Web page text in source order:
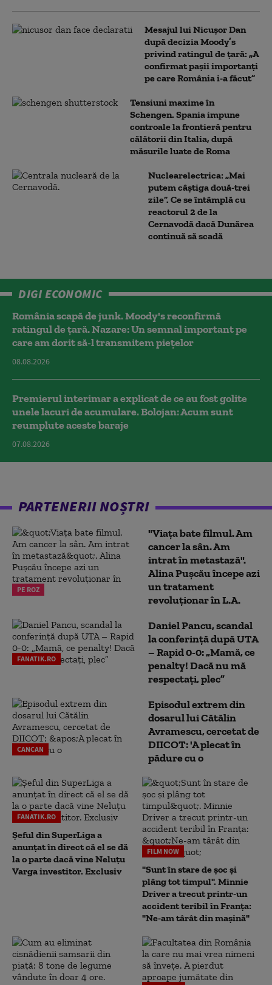
Mesajul lui Nicușor Dan
după decizia Moody’s
privind ratingul de țară: „A
confirmat pașii importanți
pe care România i-a făcut”
Tensiuni maxime în
Schengen. Spania impune
controale la frontieră pentru
călătorii din Italia, după
măsurile luate de Roma
Nuclearelectrica: „Mai
putem câștiga două-trei
zile”. Ce se întâmplă cu
reactorul 2 de la
Cernavodă dacă Dunărea
continuă să scadă
DIGI ECONOMIC
România scapă de junk. Moody's reconfirmă
ratingul de țară. Nazare: Un semnal important pe
care am dorit să-l transmitem piețelor
08.08.2026
Premierul interimar a explicat de ce au fost golite
unele lacuri de acumulare. Bolojan: Acum sunt
reumplute aceste baraje
07.08.2026
PARTENERII NOȘTRI
PE ROZ
"Viața bate filmul. Am
cancer la sân. Am
intrat în metastază".
Alina Pușcău începe azi
un tratament
revoluționar în L.A.
FANATIK.RO
Daniel Pancu, scandal
la conferință după UTA
– Rapid 0-0: „Mamă, ce
penalty! Dacă nu mă
respectați, plec”
CANCAN
Episodul extrem din
dosarul lui Cătălin
Avramescu, cercetat de
DIICOT: 'A plecat în
pădure cu o
FANATIK.RO
Șeful din SuperLiga a
anunțat în direct că el se dă
la o parte dacă vine Neluțu
Varga investitor. Exclusiv
FILM NOW
"Sunt în stare de șoc și
plâng tot timpul". Minnie
Driver a trecut printr-un
accident teribil în Franța:
"Ne-am târât din mașină"